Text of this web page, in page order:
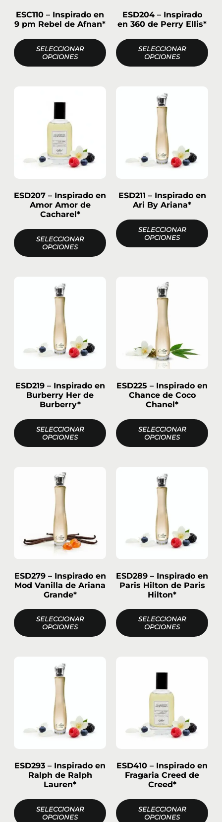
ESC110 – Inspirado en
9 pm Rebel de Afnan*
SELECCIONAR
OPCIONES
ESD204 – Inspirado
en 360 de Perry Ellis*
SELECCIONAR
OPCIONES
ESD207 – Inspirado en
Amor Amor de
Cacharel*
SELECCIONAR
OPCIONES
ESD211 – Inspirado en
Ari By Ariana*
SELECCIONAR
OPCIONES
ESD219 – Inspirado en
Burberry Her de
Burberry*
SELECCIONAR
OPCIONES
ESD225 – Inspirado en
Chance de Coco
Chanel*
SELECCIONAR
OPCIONES
ESD279 – Inspirado en
Mod Vanilla de Ariana
Grande*
SELECCIONAR
OPCIONES
ESD289 – Inspirado en
Paris Hilton de Paris
Hilton*
SELECCIONAR
OPCIONES
ESD293 – Inspirado en
Ralph de Ralph
Lauren*
SELECCIONAR
OPCIONES
ESD410 – Inspirado en
Fragaria Creed de
Creed*
SELECCIONAR
OPCIONES